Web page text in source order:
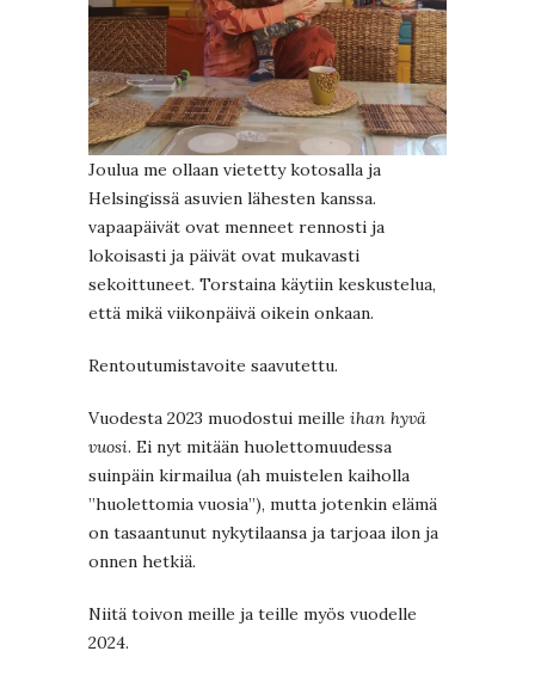
Joulua me ollaan vietetty kotosalla ja
Helsingissä asuvien lähesten kanssa.
vapaapäivät ovat menneet rennosti ja
lokoisasti ja päivät ovat mukavasti
sekoittuneet. Torstaina käytiin keskustelua,
että mikä viikonpäivä oikein onkaan.
Rentoutumistavoite saavutettu.
Vuodesta 2023 muodostui meille ihan hyvä
vuosi. Ei nyt mitään huolettomuudessa
suinpäin kirmailua (ah muistelen kaiholla
”huolettomia vuosia”), mutta jotenkin elämä
on tasaantunut nykytilaansa ja tarjoaa ilon ja
onnen hetkiä.
Niitä toivon meille ja teille myös vuodelle
2024.